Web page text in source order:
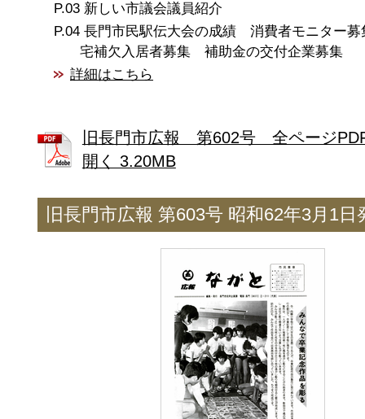
新しい市議会議員紹介
長門市民駅伝大会の成績 消費者モニター
宅補欠入居者募集 補助金の交付企業募集
詳細はこちら
旧長門市広報 第602号 全ページ
開く 3.20MB
旧長門市広報 第603号 昭和62年3月1日